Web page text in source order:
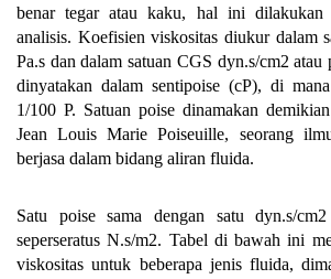
benar tegar atau kaku, hal ini dilakukan
analisis. Koefisien viskositas diukur dalam
Pa.s dan dalam satuan CGS dyn.s/cm2 atau
dinyatakan dalam sentipoise (cP), di
1/100 P. Satuan poise dinamakan
Jean Louis Marie Poiseuille, seorang
berjasa dalam bidang aliran fluida.
Satu poise sama dengan satu dyn.s/
seperseratus N.s/m2. Tabel di bawah ini
viskositas untuk beberapa jenis fluida,